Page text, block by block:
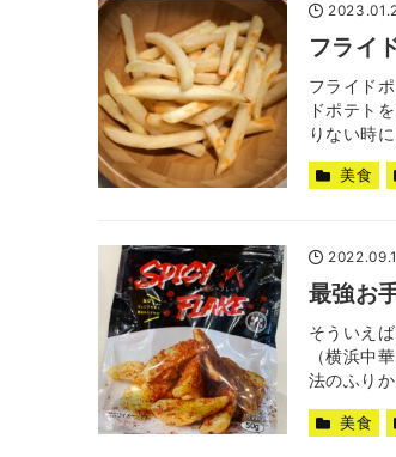
フライ
フライド
ドポテト
りない時
美食
最強お
そういえ
（横浜中
法のふり
美食